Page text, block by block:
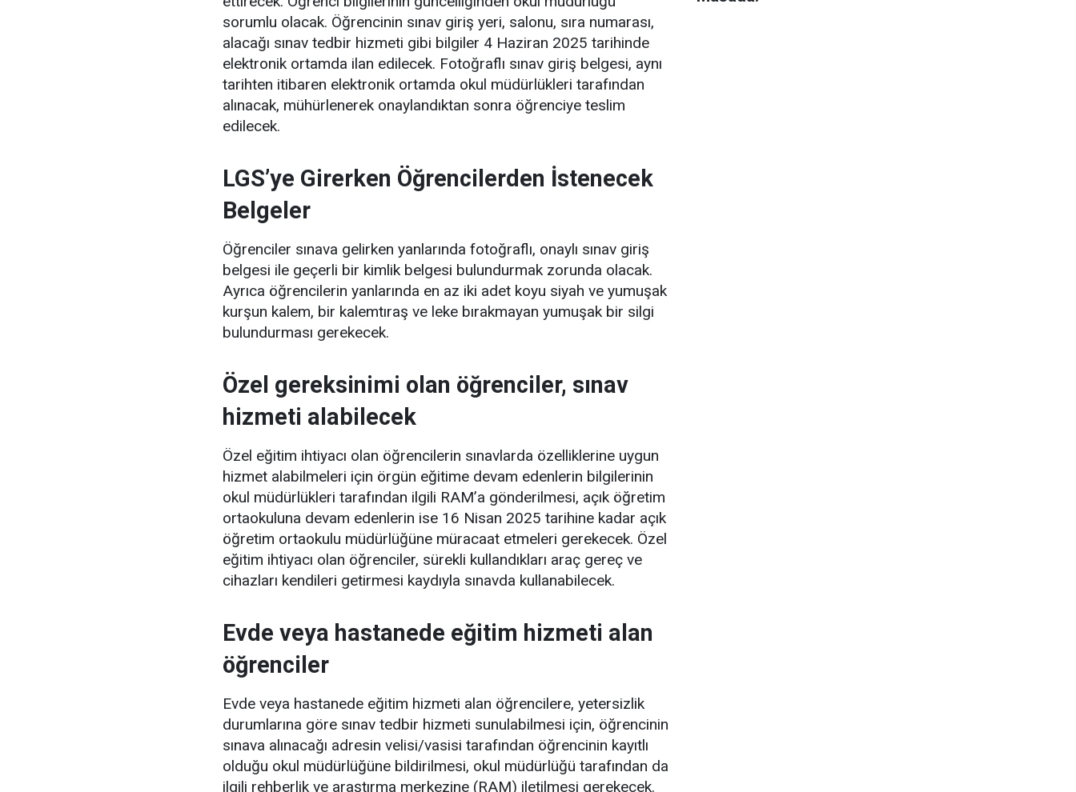
sorumlu olacak. Öğrencinin sınav giriş yeri, salonu, sıra numarası,
alacağı sınav tedbir hizmeti gibi bilgiler 4 Haziran 2025 tarihinde
elektronik ortamda ilan edilecek. Fotoğraflı sınav giriş belgesi, aynı
tarihten itibaren elektronik ortamda okul müdürlükleri tarafından
alınacak, mühürlenerek onaylandıktan sonra öğrenciye teslim
edilecek.
LGS’ye Girerken Öğrencilerden İstenecek
Belgeler
Öğrenciler sınava gelirken yanlarında fotoğraflı, onaylı sınav giriş
belgesi ile geçerli bir kimlik belgesi bulundurmak zorunda olacak.
Ayrıca öğrencilerin yanlarında en az iki adet koyu siyah ve yumuşak
kurşun kalem, bir kalemtıraş ve leke bırakmayan yumuşak bir silgi
bulundurması gerekecek.
Özel gereksinimi olan öğrenciler, sınav
hizmeti alabilecek
Özel eğitim ihtiyacı olan öğrencilerin sınavlarda özelliklerine uygun
hizmet alabilmeleri için örgün eğitime devam edenlerin bilgilerinin
okul müdürlükleri tarafından ilgili RAM’a gönderilmesi, açık öğretim
ortaokuluna devam edenlerin ise 16 Nisan 2025 tarihine kadar açık
öğretim ortaokulu müdürlüğüne müracaat etmeleri gerekecek. Özel
eğitim ihtiyacı olan öğrenciler, sürekli kullandıkları araç gereç ve
cihazları kendileri getirmesi kaydıyla sınavda kullanabilecek.
Evde veya hastanede eğitim hizmeti alan
öğrenciler
Evde veya hastanede eğitim hizmeti alan öğrencilere, yetersizlik
durumlarına göre sınav tedbir hizmeti sunulabilmesi için, öğrencinin
sınava alınacağı adresin velisi/vasisi tarafından öğrencinin kayıtlı
olduğu okul müdürlüğüne bildirilmesi, okul müdürlüğü tarafından da
ilgili rehberlik ve araştırma merkezine (RAM) iletilmesi gerekecek.